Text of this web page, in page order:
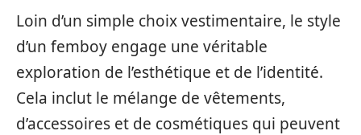
Loin d’un simple choix vestimentaire, le style
d’un femboy engage une véritable
exploration de l’esthétique et de l’identité.
Cela inclut le mélange de vêtements,
d’accessoires et de cosmétiques qui peuvent